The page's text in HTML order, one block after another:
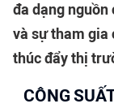
đa dạng
và sự tham gia
thúc đẩy thị
CÔNG